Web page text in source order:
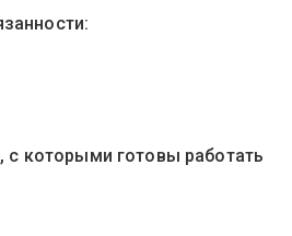
с которыми готовы работать